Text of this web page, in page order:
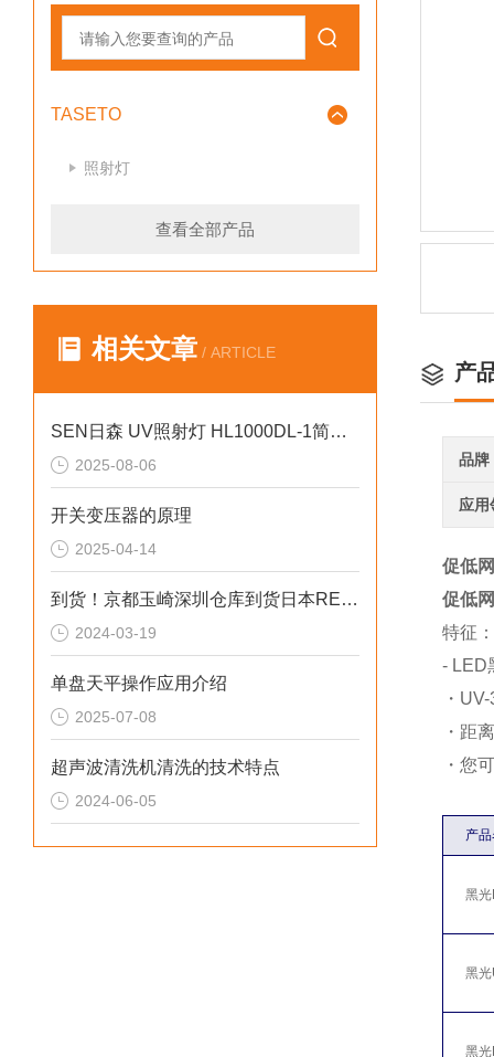
TASETO
照射灯
查看全部产品
相关文章 / ARTICLE
SEN日森 UV照射灯 HL1000DL-1简介 京都玉崎
2025-08-06
开关变压器的原理
2025-04-14
到货！京都玉崎深圳仓库到货日本REVOX 电源 PB-600S
2024-03-19
单盘天平操作应用介绍
2025-07-08
超声波清洗机清洗的技术特点
2024-06-05
产
品牌
应用
促低
促低
特征：
- LED
・
・距
・您
产
黑
黑
黑光